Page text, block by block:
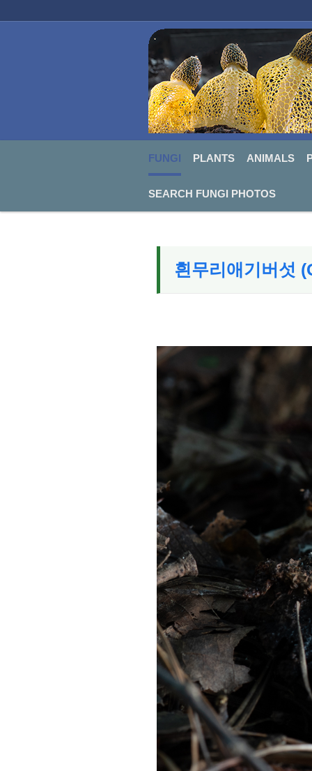
FUNGI PLANTS ANIMALS
SEARCH FUNGI PHOTOS
흰무리애기버섯
Sketchbook5, 스케치북5
Sketchbook5, 스케치북5